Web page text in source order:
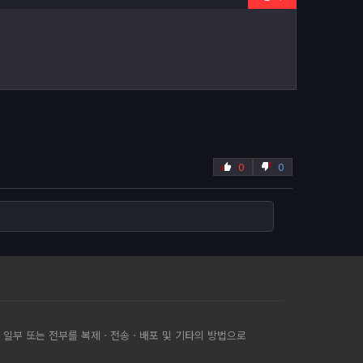
0 0
부 또는 전부를 복제ㆍ전송ㆍ배포 및 기타의 방법으로